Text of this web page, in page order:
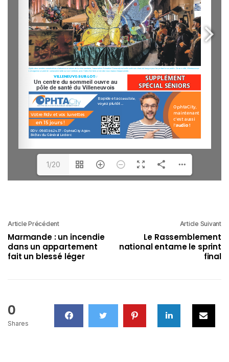
1/20
Article Précédent
Marmande : un incendie
dans un appartement
fait un blessé léger
Article Suivant
Le Rassemblement
national entame le sprint
final
0
Shares